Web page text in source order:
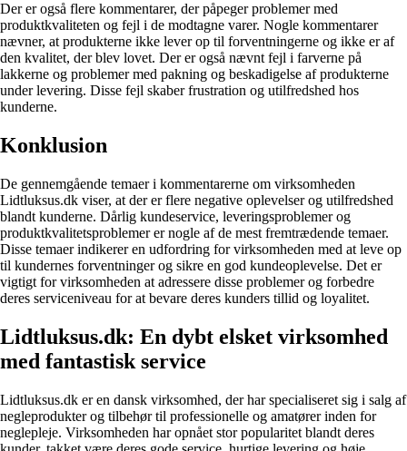
Der er også flere kommentarer, der påpeger problemer med
produktkvaliteten og fejl i de modtagne varer. Nogle kommentarer
nævner, at produkterne ikke lever op til forventningerne og ikke er af
den kvalitet, der blev lovet. Der er også nævnt fejl i farverne på
lakkerne og problemer med pakning og beskadigelse af produkterne
under levering. Disse fejl skaber frustration og utilfredshed hos
kunderne.
Konklusion
De gennemgående temaer i kommentarerne om virksomheden
Lidtluksus.dk viser, at der er flere negative oplevelser og utilfredshed
blandt kunderne. Dårlig kundeservice, leveringsproblemer og
produktkvalitetsproblemer er nogle af de mest fremtrædende temaer.
Disse temaer indikerer en udfordring for virksomheden med at leve op
til kundernes forventninger og sikre en god kundeoplevelse. Det er
vigtigt for virksomheden at adressere disse problemer og forbedre
deres serviceniveau for at bevare deres kunders tillid og loyalitet.
Lidtluksus.dk: En dybt elsket virksomhed
med fantastisk service
Lidtluksus.dk er en dansk virksomhed, der har specialiseret sig i salg af
negleprodukter og tilbehør til professionelle og amatører inden for
neglepleje. Virksomheden har opnået stor popularitet blandt deres